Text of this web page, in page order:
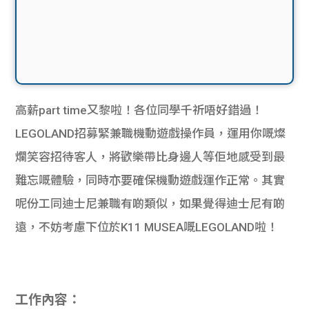
高薪part time又黎啦！各位同學千祈唔好錯過！
LEGOLAND招募緊兼職機動遊戲操作員，運用你嘅燦
爛笑容招待客人，將歡樂帶比身邊人等佢地感受到最
難忘嘅體驗，同時亦要確保機動遊戲運作正常。其實
呢份工同迪士尼兼職有啲類似，如果覺得迪士尼有啲
遠，不妨考慮下位於K11 MUSEA嘅LEGOLAND啦！
工作內容：